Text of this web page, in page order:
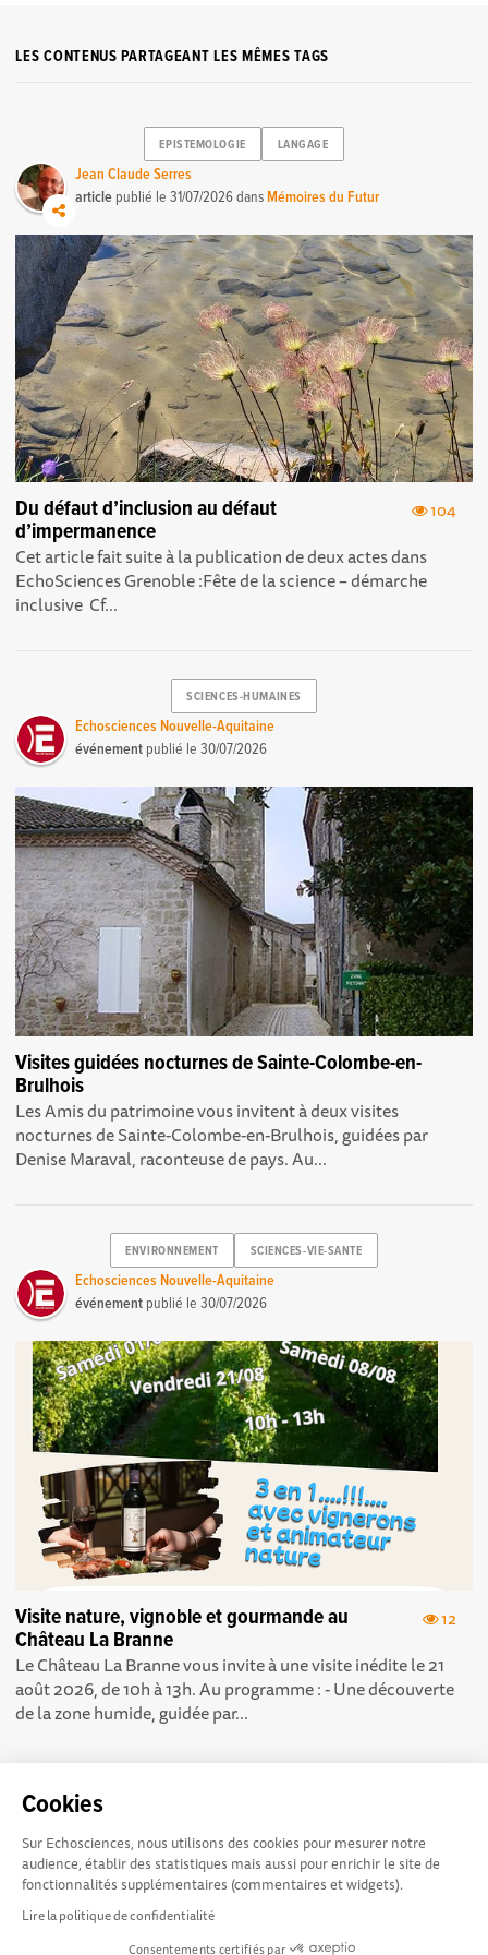
Cookies
Sur Echosciences, nous utilisons des cookies pour mesurer notre
audience, établir des statistiques mais aussi pour enrichir le site de
fonctionnalités supplémentaires (commentaires et widgets).
Lire la politique de confidentialité
Consentements certifiés par
LES CONTENUS PARTAGEANT LES MÊMES TAGS
EPISTEMOLOGIE LANGAGE
Jean Claude Serres
article publié le31/07/2026dansMémoires du Futur
104
Du défaut d’inclusion au défaut
d’impermanence
Cet article fait suite à la publication de deux actes dans
EchoSciences Grenoble : Fête de la science – démarche
inclusive Cf...
SCIENCES-HUMAINES
Echosciences Nouvelle-Aquitaine
événement publié le30/07/2026
Visites guidées nocturnes de Sainte-Colombe-en-
Brulhois
Les Amis du patrimoine vous invitent à deux visites
nocturnes de Sainte-Colombe-en-Brulhois, guidées par
Denise Maraval, raconteuse de pays. Au...
ENVIRONNEMENT SCIENCES-VIE-SANTE
Echosciences Nouvelle-Aquitaine
événement publié le30/07/2026
12
Visite nature, vignoble et gourmande au
Château La Branne
Le Château La Branne vous invite à une visite inédite le 21
août 2026, de 10h à 13h. Au programme : - Une découverte
de la zone humide, guidée par...
Conditions Générales d'utilisation
Echosciences Sud
Provence-Alpes-Côte
d'Azur est à l'initiative de la Région Sud et de la Délégation
régionale académique pour la Recherche et l'Innovation